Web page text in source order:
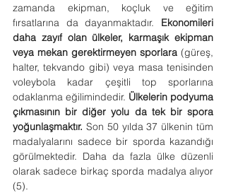
zamanda ekipman, koçluk ve eğitim
fırsatlarına da dayanmaktadır. Ekonomileri
daha zayıf olan ülkeler, karmaşık ekipman
veya mekan gerektirmeyen sporlara (güreş,
halter, tekvando gibi) veya masa tenisinden
voleybola kadar çeşitli top sporlarına
odaklanma eğilimindedir. Ülkelerin podyuma
çıkmasının bir diğer yolu da tek bir spora
yoğunlaşmaktır. Son 50 yılda 37 ülkenin tüm
madalyalarını sadece bir sporda kazandığı
görülmektedir. Daha da fazla ülke düzenli
olarak sadece birkaç sporda madalya alıyor
(5).